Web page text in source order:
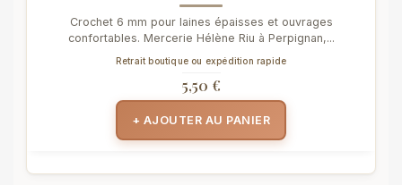
Crochet 6 mm pour laines épaisses et ouvrages
confortables. Mercerie Hélène Riu à Perpignan,...
Retrait boutique ou expédition rapide
5,50 €
+ AJOUTER AU PANIER